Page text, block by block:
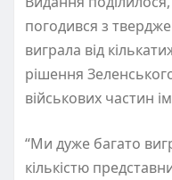
погодився з
виграла від
рішення
військових частин
“Ми дуже багато
кількістю